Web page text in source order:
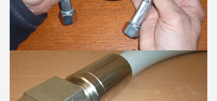
Höchsdruck-Schlauchleitung